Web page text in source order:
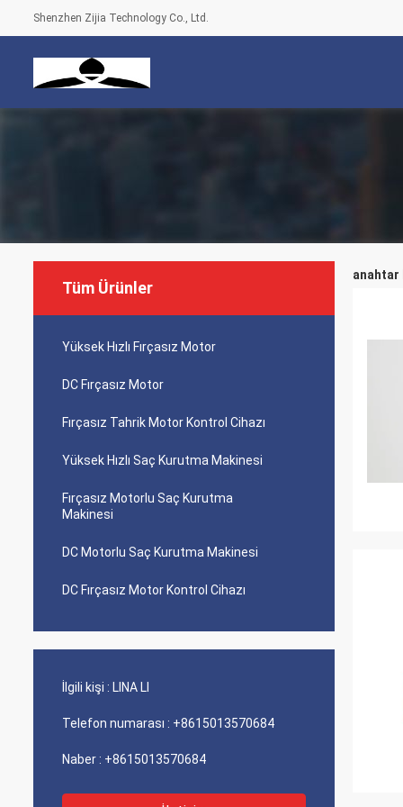
Shenzhen Zijia Technology Co., Ltd.
Tüm Ürünler
Yüksek Hızlı Fırçasız Motor
DC Fırçasız Motor
Fırçasız Tahrik Motor Kontrol Cihazı
Yüksek Hızlı Saç Kurutma Makinesi
Fırçasız Motorlu Saç Kurutma
Makinesi
DC Motorlu Saç Kurutma Makinesi
DC Fırçasız Motor Kontrol Cihazı
İlgili kişi : LINA LI
Telefon numarası : +8615013570684
Naber : +8615013570684
anahtar